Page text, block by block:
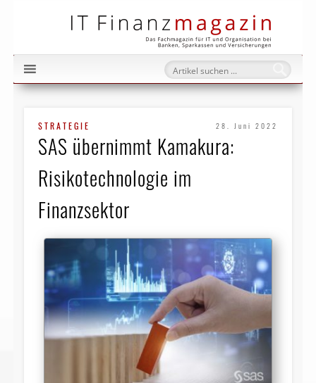
STRATEGIE 28. Juni 2022
SAS übernimmt Kamakura:
Risikotechnologie im
Finanzsektor